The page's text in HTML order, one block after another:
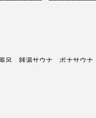
呂 銭湯サウナ ボナサウナ